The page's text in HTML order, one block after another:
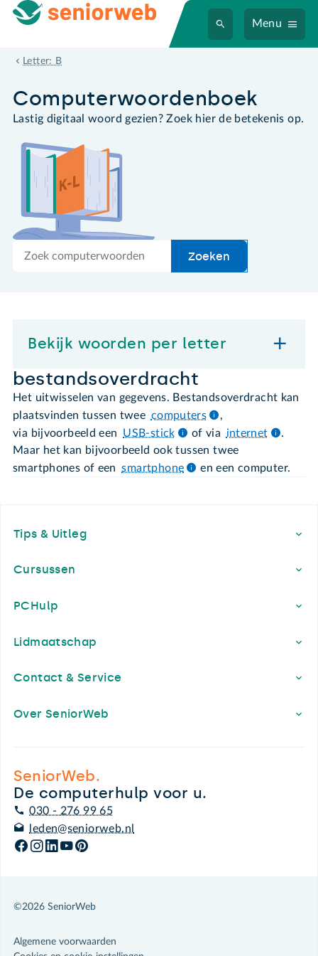
Menu
Letter: B
bestandsoverdracht
Computer­woordenboek
Lastig digitaal woord gezien? Zoek hier de betekenis op.
Zoek
Zoeken
Bekijk woorden per letter
bestandsoverdracht
Het uitwisselen van gegevens. Bestandsoverdracht kan
plaatsvinden tussen twee computers
,
via bijvoorbeeld een
USB-stick of via internet
.
Maar het kan bijvoorbeeld ook tussen twee
smartphones of een smartphone en een computer.
Tips & Uitleg
Cursussen
PCHulp
Lidmaatschap
Contact & Service
Over SeniorWeb
SeniorWeb.
De computerhulp voor u.
030 - 276 99 65
leden@seniorweb.nl
©2026 SeniorWeb
Algemene voorwaarden